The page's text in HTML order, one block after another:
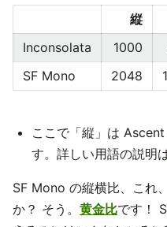
縦
Inconsolata
1000
SF Mono
2048
ここで「縦」は
す。詳しい用語の説明
SF Mono の縦横比、これ
か？ そう。 黄金比です！